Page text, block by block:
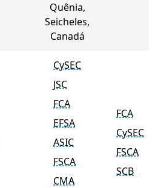
Quênia,
Seicheles,
Canadá
CySEC
JSC
FCA
EFSA
ASIC
FSCA
CMA
FCA
CySEC
FSCA
SCB